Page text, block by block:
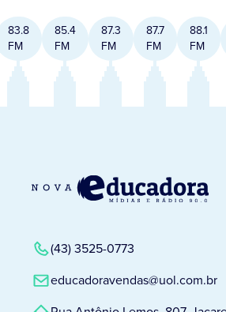
83.8
FM
85.4
FM
87.3
FM
87.7
FM
88.1
FM
(43) 3525-0773
educadoravendas@uol.com.br